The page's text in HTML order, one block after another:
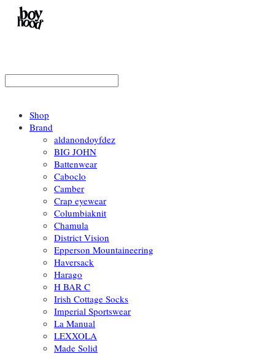
Shop
Brand
aldanondoyfdez
BIG JOHN
Battenwear
Caboclo
Camber
Crap eyewear
Columbiaknit
Chamula
District Vision
Epperson Mountaineering
Haversack
Harago
H BAR C
Irish Cottage Socks
Imperial Sportswear
La Manual
LEXXOLA
Made Solid